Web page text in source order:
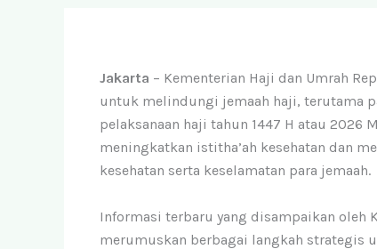
Jakarta – Kementerian Haji dan Umrah
untuk melindungi jemaah haji, terutama
pelaksanaan haji tahun 1447 H atau
meningkatkan istitha’ah kesehatan dan
kesehatan serta keselamatan para jemaah.
Informasi terbaru yang disampaikan oleh
merumuskan berbagai langkah strategis